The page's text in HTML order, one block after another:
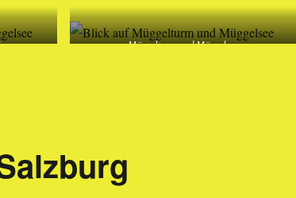
Müggelturm und Müggelsee